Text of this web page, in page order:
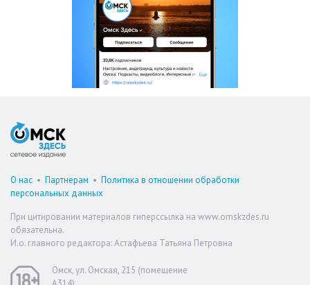
О нас • Партнерам • Политика в отношении обработки
персональных данных
При цитировании материалов гиперссылка на www.omskzdes.ru
обязательна.
И.о. главного редактора: Астафьева Татьяна Петровна
Омск, ул. Омская, 215 (помещение